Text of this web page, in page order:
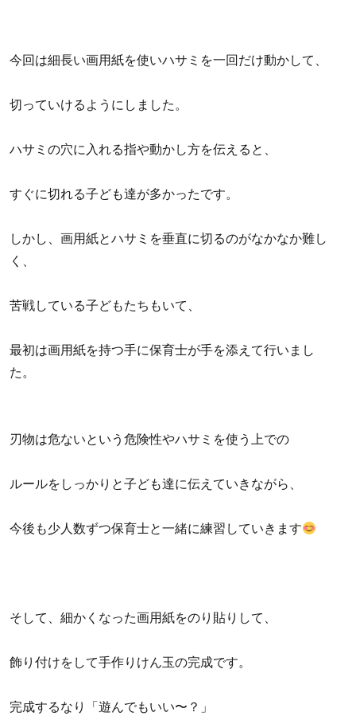
今回は細長い画用紙を使いハサミを一回だけ動かして、
切っていけるようにしました。
ハサミの穴に入れる指や動かし方を伝えると、
すぐに切れる子ども達が多かったです。
しかし、画用紙とハサミを垂直に切るのがなかなか難し
く、
苦戦している子どもたちもいて、
最初は画用紙を持つ手に保育士が手を添えて行いまし
た。
刃物は危ないという危険性やハサミを使う上での
ルールをしっかりと子ども達に伝えていきながら、
今後も少人数ずつ保育士と一緒に練習していきます
そして、細かくなった画用紙をのり貼りして、
飾り付けをして手作りけん玉の完成です。
完成するなり「遊んでもいい〜？」